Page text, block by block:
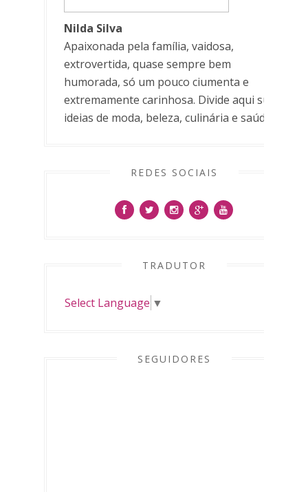
Nilda Silva
Apaixonada pela família, vaidosa,
extrovertida, quase sempre bem
humorada, só um pouco ciumenta e
extremamente carinhosa. Divide aqui suas
ideias de moda, beleza, culinária e saúde.
REDES SOCIAIS
TRADUTOR
Select Language ▼
SEGUIDORES